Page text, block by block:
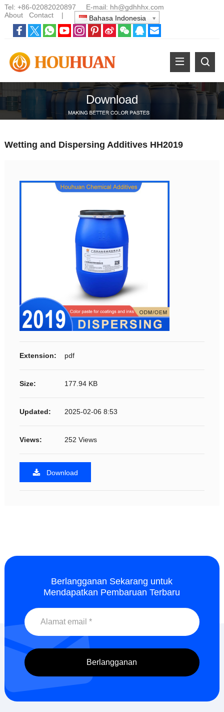
Tel: +86-02082020897 E-mail: hh@gdhhhx.com
About
Contact| Bahasa Indonesia
Download
Wetting and Dispersing Additives HH2019
Extension: pdf
Size: 177.94 KB
Updated: 2025-02-06 8:53
Views: 252 Views
Download
Berlangganan Sekarang untuk
Mendapatkan Pembaruan Terbaru